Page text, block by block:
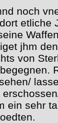
noch
etliche
jhm
von
ein sehr